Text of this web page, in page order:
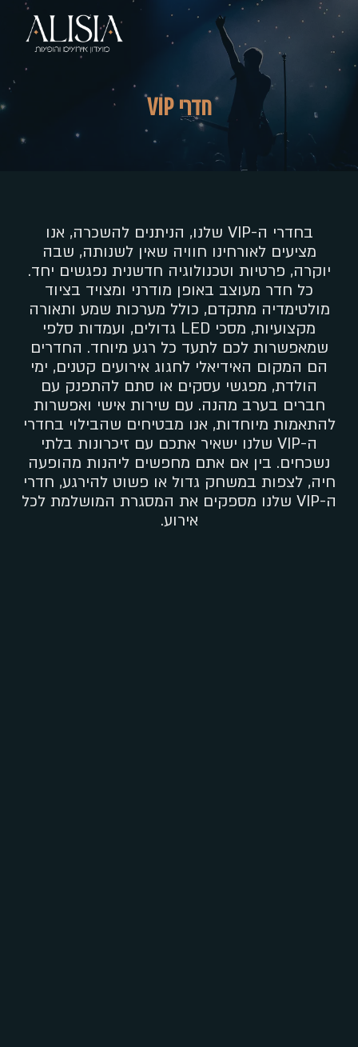
main
content
חדרי VIP
בחדרי ה-VIP שלנו, הניתנים להשכרה, אנו
מציעים לאורחינו חוויה שאין לשנותה, שבה
יוקרה, פרטיות וטכנולוגיה חדשנית נפגשים יחד.
כל חדר מעוצב באופן מודרני ומצויד בציוד
מולטימדיה מתקדם, כולל מערכות שמע ותאורה
מקצועיות, מסכי LED גדולים, ועמדות סלפי
שמאפשרות לכם לתעד כל רגע מיוחד. החדרים
הם המקום האידיאלי לחגוג אירועים קטנים, ימי
הולדת, מפגשי עסקים או סתם להתפנק עם
חברים בערב מהנה. עם שירות אישי ואפשרות
להתאמות מיוחדות, אנו מבטיחים שהבילוי בחדרי
ה-VIP שלנו ישאיר אתכם עם זיכרונות בלתי
נשכחים. בין אם אתם מחפשים ליהנות מהופעה
חיה, לצפות במשחק גדול או פשוט להירגע, חדרי
ה-VIP שלנו מספקים את המסגרת המושלמת לכל
אירוע.